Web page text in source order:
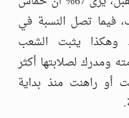
فيما تصل النسبة في
الغربية إلى 80%. وهكذا يثبت الشعب
ومدرك لصلابتها أكثر
راهنت منذ بداية